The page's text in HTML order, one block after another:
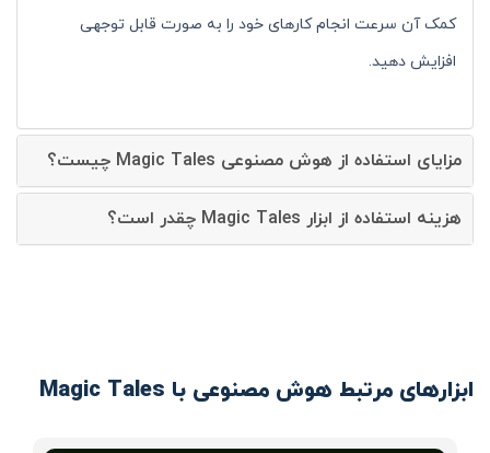
کمک آن سرعت انجام کارهای خود را به صورت قابل توجهی
افزایش دهید.
مزایای استفاده از هوش مصنوعی Magic Tales چیست؟
هزینه استفاده از ابزار Magic Tales چقدر است؟
ابزارهای مرتبط هوش مصنوعی با Magic Tales